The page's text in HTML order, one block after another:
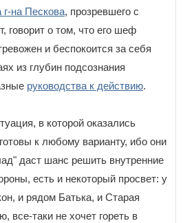
г-на Пескова, прозревшего с
говорит о том, что его шеф
и беспокоится за себя
из глубин подсознания
руководства к действию.
в которой оказались
к любому варианту, ибо они
даст шанс решить внутренние
есть и некоторый просвет: у
и рядом Батька, и Старая
все-таки не хочет гореть в